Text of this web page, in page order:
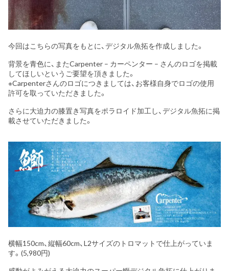
今回はこちらの写真をもとに、デジタル魚拓を作成しました。
背景を青色に、またCarpenter – カーペンター – さんのロゴを掲載
してほしいというご要望を頂きました。
※Carpenterさんのロゴにつきましては、お客様自身でロゴの使用
許可を取っていただきました。
さらに大迫力の膝置き写真をポラロイド加工し、デジタル魚拓に掲
載させていただきました。
横幅150cm、縦幅60cm、L2サイズのトロマットで仕上がっていま
す。(5,980円)